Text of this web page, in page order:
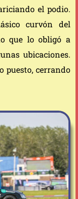
el podio.
curvón del
que lo obligó a
ubicaciones.
puesto, cerrando